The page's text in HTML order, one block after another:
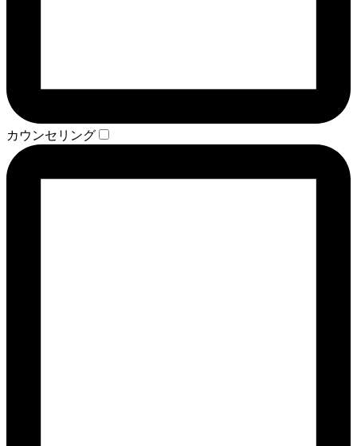
カウンセリング